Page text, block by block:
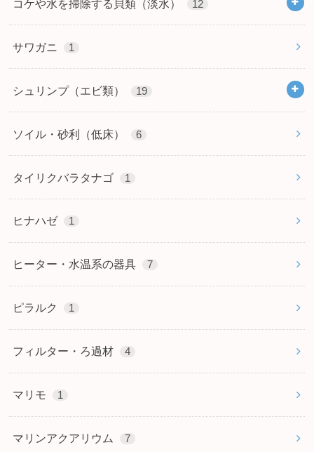
コケや水を掃除する貝類（淡水） 12
サワガニ 1
シュリンプ（エビ類） 19
ソイル・砂利（低床） 6
タイリクバラタナゴ 1
ヒナハゼ 1
ヒーター・水温系の器具 7
ピラルク 1
フィルター・ろ過材 4
マリモ 1
マリンアクアリウム 7